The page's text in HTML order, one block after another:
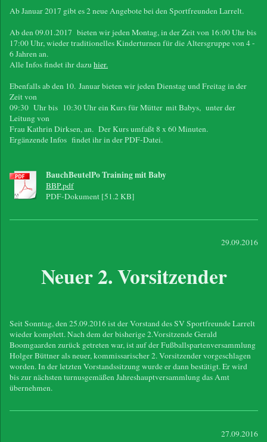
Ab Januar 2017 gibt es 2 neue Angebote bei den Sportfreunden Larrelt.
Ab den 09.01.2017 bieten wir jeden Montag, in der Zeit von 16:00 Uhr bis
17:00 Uhr, wieder traditionelles Kinderturnen für die Altersgruppe von 4 -
6 Jahren an.
Alle Infos findet ihr dazu hier.
Ebenfalls ab den 10. Januar bieten wir jeden Dienstag und Freitag in der
Zeit von
09:30 Uhr bis 10:30 Uhr ein Kurs für Mütter mit Babys, unter der
Leitung von
Frau Kathrin Dirksen, an. Der Kurs umfaßt 8 x 60 Minuten.
Ergänzende Infos findet ihr in der PDF-Datei.
BauchBeutelPo Training mit Baby
BBP.pdf
PDF-Dokument [51.2 KB]
29.09.2016
Neuer 2. Vorsitzender
Seit Sonntag, den 25.09.2016 ist der Vorstand des SV Sportfreunde Larrelt
wieder komplett. Nach dem der bisherige 2.Vorsitzende Gerald
Boomgaarden zurück getreten war, ist auf der Fußballspartenversammlung
Holger Büttner als neuer, kommissarischer 2. Vorsitzender vorgeschlagen
worden. In der letzten Vorstandssitzung wurde er dann bestätigt. Er wird
bis zur nächsten turnusgemäßen Jahreshauptversammlung das Amt
übernehmen.
27.09.2016